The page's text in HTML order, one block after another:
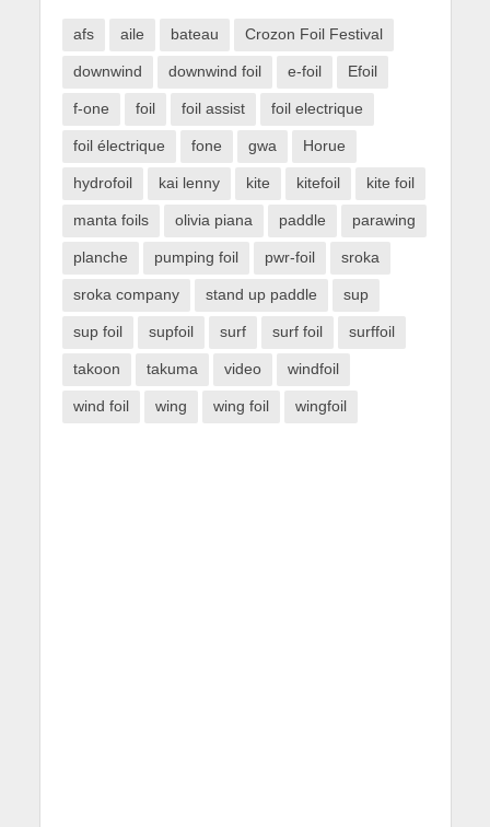
afs aile bateau Crozon Foil Festival
downwind downwind foil e-foil Efoil
f-one foil foil assist foil electrique
foil électrique fone gwa Horue
hydrofoil kai lenny kite kitefoil kite foil
manta foils olivia piana paddle parawing
planche pumping foil pwr-foil sroka
sroka company stand up paddle sup
sup foil supfoil surf surf foil surffoil
takoon takuma video windfoil
wind foil wing wing foil wingfoil